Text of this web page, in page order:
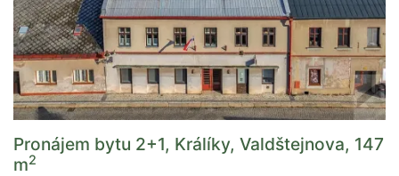
Pronájem bytu 2+1, Králíky, Valdštejnova, 147
m2